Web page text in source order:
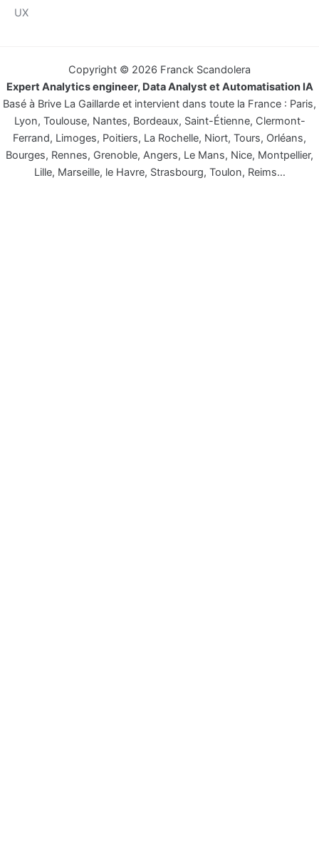
UX
Copyright © 2026 Franck Scandolera
Expert Analytics engineer, Data Analyst et Automatisation IA
Basé à Brive La Gaillarde et intervient dans toute la France : Paris,
Lyon, Toulouse, Nantes, Bordeaux, Saint-Étienne, Clermont-
Ferrand, Limoges, Poitiers, La Rochelle, Niort, Tours, Orléans,
Bourges, Rennes, Grenoble, Angers, Le Mans, Nice, Montpellier,
Lille, Marseille, le Havre, Strasbourg, Toulon, Reims…